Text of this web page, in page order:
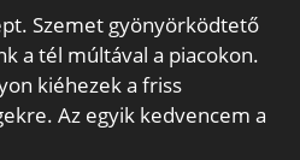
Szemet gyönyörködtető
a tél múltával a piacokon.
kiéhezek a friss
Az egyik kedvencem a